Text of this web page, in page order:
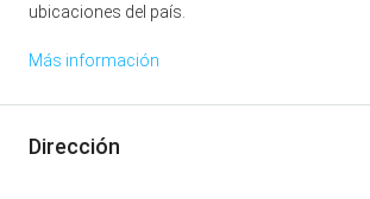
ubicaciones del país.
Más información
Dirección